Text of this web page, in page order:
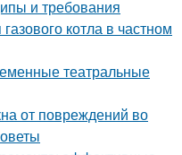
и требования
котла в частном
театральные
от повреждений во